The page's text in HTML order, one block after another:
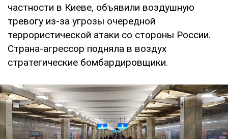
частности в Киеве, объявили воздушную
тревогу из-за угрозы очередной
террористической атаки со стороны России.
Страна-агрессор подняла в воздух
стратегические бомбардировщики.